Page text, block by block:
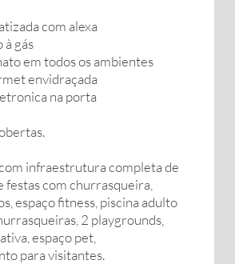
com alexa
gás
em todos os ambientes
envidraçada
na porta
infraestrutura completa de
festas com churrasqueira,
espaço fitness, piscina adulto
2 playgrounds,
espaço pet,
para visitantes.